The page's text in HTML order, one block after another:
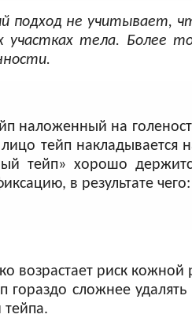
подход не учитывает,
участках тела. Более
наложенный на
тейп накладывается
тейп» хорошо
в результате чего:
возрастает риск
гораздо сложнее
тейпа.